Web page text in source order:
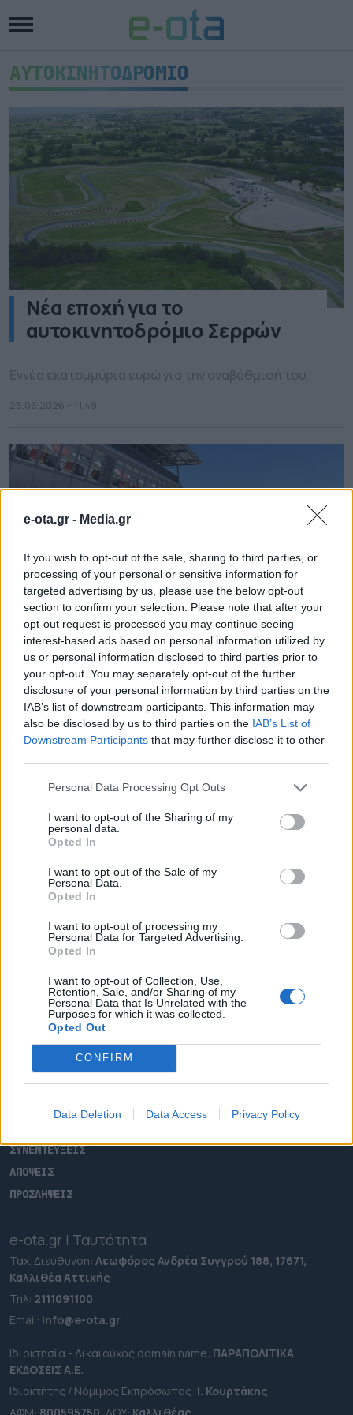
e-ota.gr - Media.gr
If you wish to opt-out of the sale, sharing to third parties, or
processing of your personal or sensitive information for
targeted advertising by us, please use the below opt-out
section to confirm your selection. Please note that after your
opt-out request is processed you may continue seeing
interest-based ads based on personal information utilized by
us or personal information disclosed to third parties prior to
your opt-out. You may separately opt-out of the further
disclosure of your personal information by third parties on the
IAB’s list of downstream participants. This information may
also be disclosed by us to third parties on the IAB’s List of
Downstream Participants that may further disclose it to other
Personal Data Processing Opt Outs
I want to opt-out of the Sharing of my
personal data.
Opted In
I want to opt-out of the Sale of my
Personal Data.
Opted In
I want to opt-out of processing my
Personal Data for Targeted Advertising.
Opted In
I want to opt-out of Collection, Use,
Retention, Sale, and/or Sharing of my
Personal Data that Is Unrelated with the
Purposes for which it was collected.
Opted Out
CONFIRM
Data Deletion Data Access Privacy Policy
ΑΥΤΟΚΙΝΗΤΟΔΡΟΜΙΟ
Νέα εποχή για το
αυτοκινητοδρόμιο Σερρών
25.06.2026 - 11.49
Σέρρες: Ολοκληρώθηκε με
επιτυχία ο τελικός της Formula IHU
2025
Ιδιαίτερα επιτυχημένη κρίνεται η διοργάνωση του
διοργανώθηκε από το Διεθνές Πανεπιστήμιο της
2025. Το Αυτοκινητοδρόμιο Σερρών αποτέλεσε το
κέντρο ενός ξεχωριστού γεγονότος, συγκεντρώνοντας
14 πανεπιστημιακές ομάδες από 4 χώρες. Δόθηκε η
δυνατότητα […]
ΕΠΙΚΑΙΡΟΤΗΤΑ
ΔΗΜΟΙ
ΣΥΝΕΝΤΕΥΞΕΙΣ
ΑΠΟΨΕΙΣ
ΠΡΟΣΛΗΨΕΙΣ
e-ota.gr | Ταυτότητα
Ταχ. Διεύθυνση: Λεωφόρος Ανδρέα Συγγρού 188, 17671,
Καλλιθέα Αττικής
Τηλ: 2111091100
Εmail: info@e-ota.gr
Ιδιοκτησία - Δικαιούχος domain name: ΠΑΡΑΠΟΛΙΤΙΚΑ
ΕΚΔΟΣΕΙΣ A.E.
Ιδιοκτήτης / Νόμιμος Εκπρόσωπος: Ι. Κουρτάκης